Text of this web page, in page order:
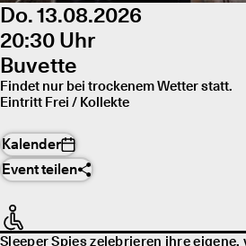
Do. 13.08.2026
20:30 Uhr
Buvette
Findet nur bei trockenem Wetter statt.
Eintritt Frei / Kollekte
Kalender
Event teilen
Sleeper Spieszelebrieren ihre eigene,